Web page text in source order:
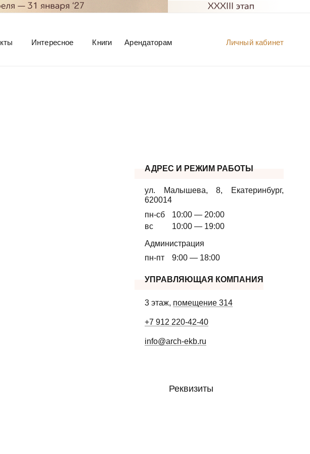
Личный кабинет
Интересное Книги Арендаторам
АДРЕС И РЕЖИМ РАБОТЫ
ул. Малышева, 8, Екатеринбург,
620014
пн-сб
10:00 — 20:00
вс
10:00 — 19:00
Администрация
пн-пт
9:00 — 18:00
УПРАВЛЯЮЩАЯ КОМПАНИЯ
3 этаж, помещение 314
+7 912 220-42-40
info@arch-ekb.ru
Реквизиты